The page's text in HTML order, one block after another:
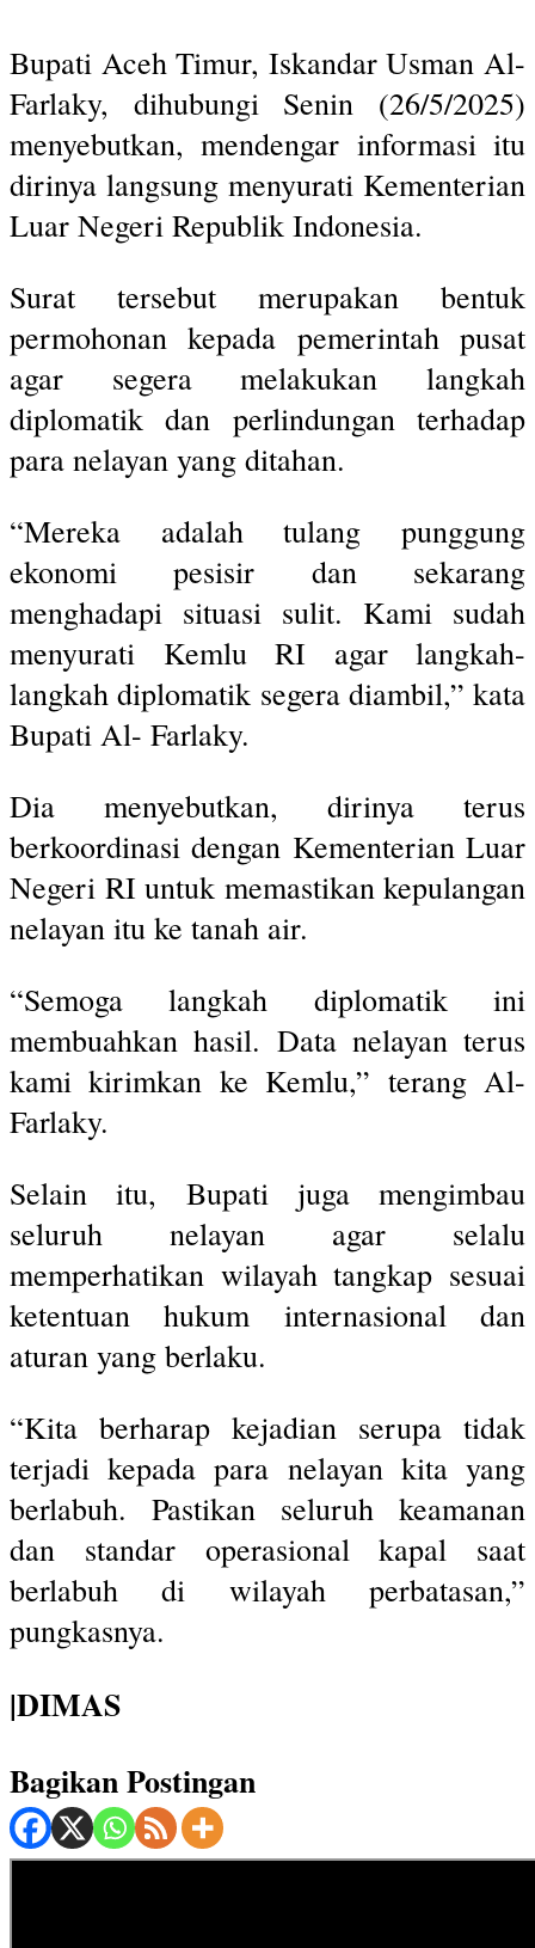
Bupati Aceh Timur, Iskandar Usman Al-
Farlaky, dihubungi Senin (26/5/2025)
menyebutkan, mendengar informasi itu
dirinya langsung menyurati Kementerian
Luar Negeri Republik Indonesia.
Surat tersebut merupakan bentuk
permohonan kepada pemerintah pusat
agar segera melakukan langkah
diplomatik dan perlindungan terhadap
para nelayan yang ditahan.
“Mereka adalah tulang punggung
ekonomi pesisir dan sekarang
menghadapi situasi sulit. Kami sudah
menyurati Kemlu RI agar langkah-
langkah diplomatik segera diambil,” kata
Bupati Al- Farlaky.
Dia menyebutkan, dirinya terus
berkoordinasi dengan Kementerian Luar
Negeri RI untuk memastikan kepulangan
nelayan itu ke tanah air.
“Semoga langkah diplomatik ini
membuahkan hasil. Data nelayan terus
kami kirimkan ke Kemlu,” terang Al-
Farlaky.
Selain itu, Bupati juga mengimbau
seluruh nelayan agar selalu
memperhatikan wilayah tangkap sesuai
ketentuan hukum internasional dan
aturan yang berlaku.
“Kita berharap kejadian serupa tidak
terjadi kepada para nelayan kita yang
berlabuh. Pastikan seluruh keamanan
dan standar operasional kapal saat
berlabuh di wilayah perbatasan,”
pungkasnya.
|DIMAS
Bagikan Postingan